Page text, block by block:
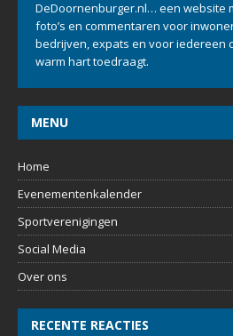
DeDoornenburger.nl… een website
foto’s en commentaren voor
bedrijven, expats en voor iedereen
warm hart toedraagt.
MENU
Home
Evenementenkalender
Sportverenigingen
Social Media
Over ons
RECENTE REACTIES